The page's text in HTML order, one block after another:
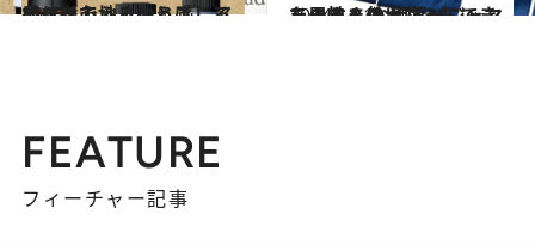
2013.1.6
オイルでうるおう！ アロマは心地よいと感じる香りを
ビューティ＆ヘルス 2014.11.19
このまま外出だってできちゃう？ お洒落パジャマを男性へのギフトに
ライフスタイル
FEATURE
フィーチャー記事